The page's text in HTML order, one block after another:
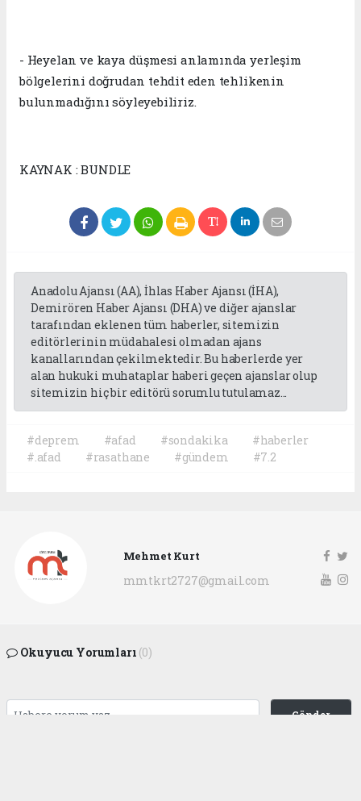
- Heyelan ve kaya düşmesi anlamında yerleşim
bölgelerini doğrudan tehdit eden tehlikenin
bulunmadığını söyleyebiliriz.
KAYNAK : BUNDLE
Anadolu Ajansı (AA), İhlas Haber Ajansı (İHA),
Demirören Haber Ajansı (DHA) ve diğer ajanslar
tarafından eklenen tüm haberler, sitemizin
editörlerinin müdahalesi olmadan ajans
kanallarından çekilmektedir. Bu haberlerde yer
alan hukuki muhataplar haberi geçen ajanslar olup
sitemizin hiç bir editörü sorumlu tutulamaz...
#deprem #afad #sondakika
#haberler
#.afad
#rasathane #gündem #7.2
Mehmet Kurt
mmtkrt2727@gmail.com
Okuyucu Yorumları (0)
Gönder